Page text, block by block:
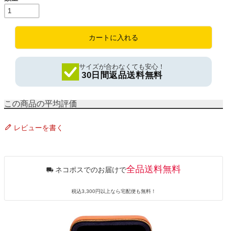
カートに入れる
サイズが合わなくても安心！
30日間返品送料無料
レビューを書く
ネコポスでのお届けで全品送料無料
税込3,300円以上なら宅配便も無料！